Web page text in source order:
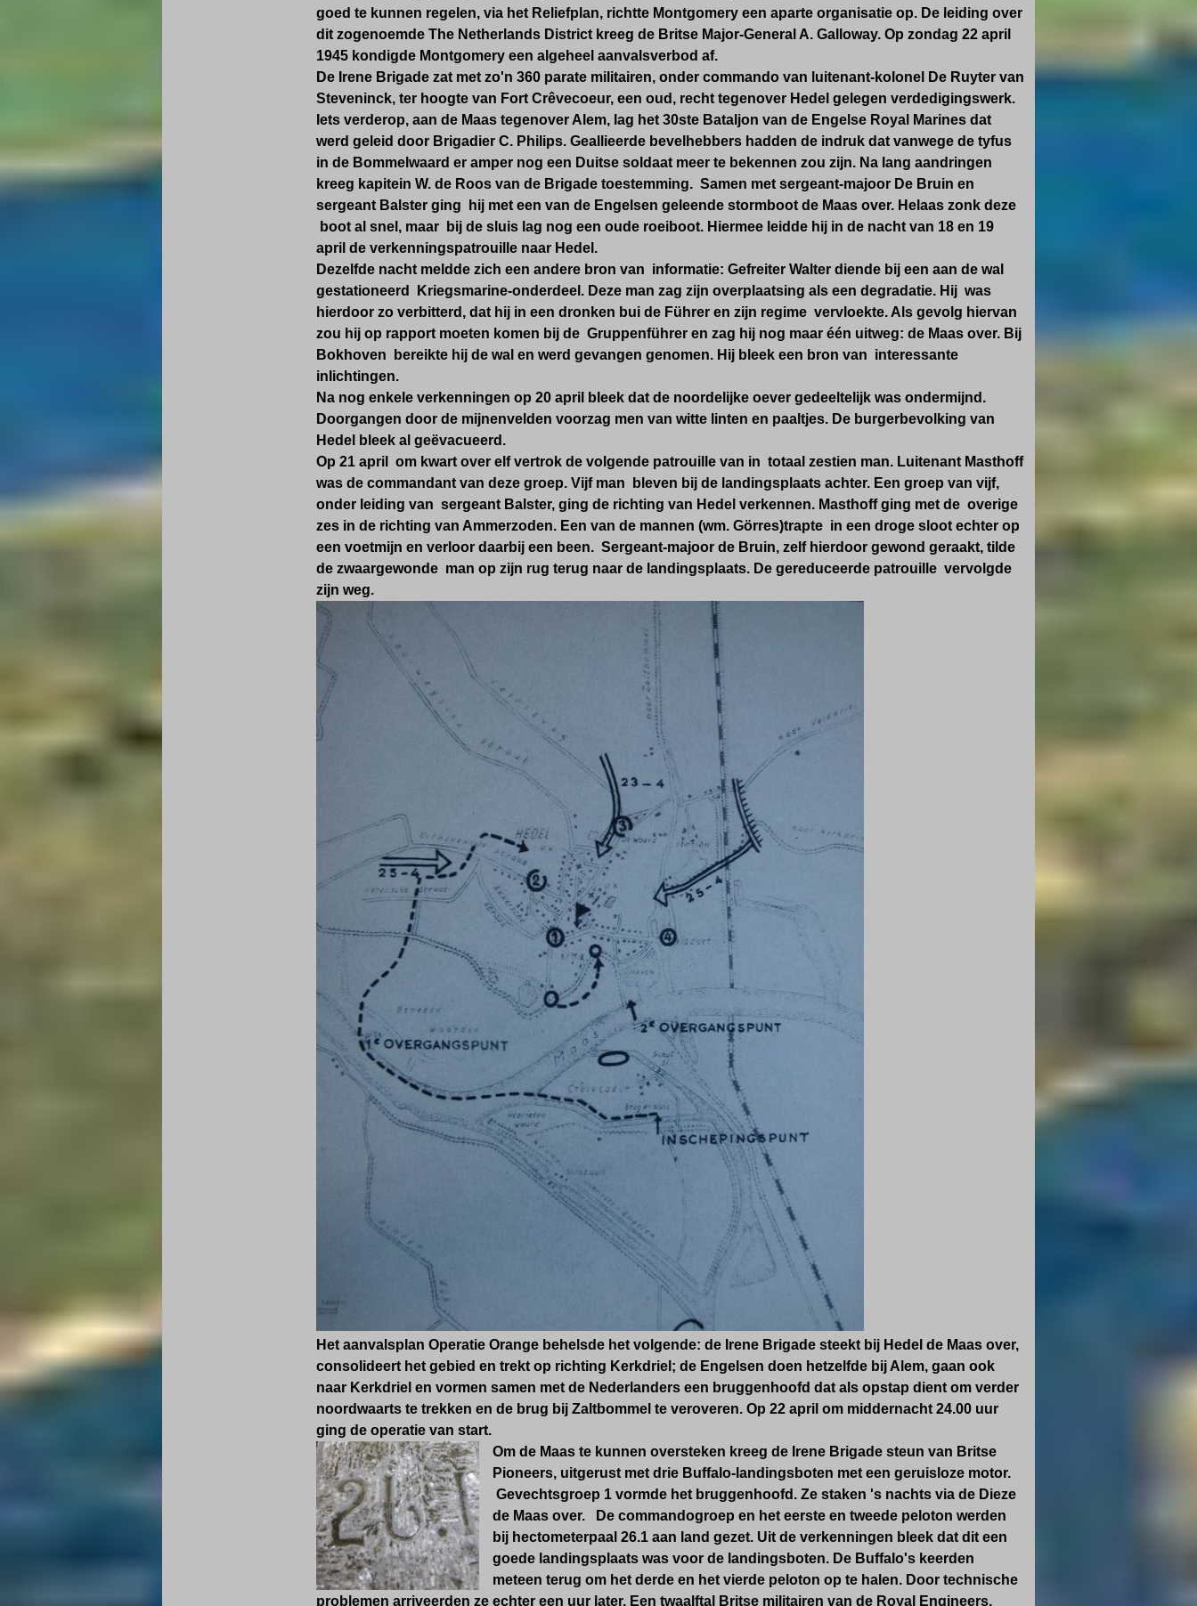
goed te kunnen regelen, via het Reliefplan, richtte Montgomery een aparte organisatie op. De leiding over
dit zogenoemde The Netherlands District kreeg de Britse Major-General A. Galloway. Op zondag 22 april
1945 kondigde Montgomery een algeheel aanvalsverbod af.
De Irene Brigade zat met zo'n 360 parate militairen, onder commando van luitenant-kolonel De Ruyter van
Steveninck, ter hoogte van Fort Crêvecoeur,een oud, recht tegenover Hedel gelegen verdedigingswerk.
Iets verderop, aan de Maas tegenover Alem, lag het 30ste Bataljon van de Engelse Royal Marines dat
werd geleid door Brigadier C. Philips. Geallieerde bevelhebbers hadden de indruk dat vanwege de tyfus
in de Bommelwaard er amper nog een Duitse soldaat meer te bekennen zou zijn. Na lang aandringen
kreeg kapitein W. de Roos van de Brigade toestemming. Samen met sergeant-majoor De Bruin en
sergeant Balster ging hij met een van de Engelsen geleende stormboot de Maas over. Helaas zonk deze
boot al snel, maar bij de sluis lag nog een oude roeiboot. Hiermee leidde hij in de nacht van 18 en 19
april de verkenningspatrouille naar Hedel.
Dezelfde nacht meldde zich een andere bron van informatie: Gefreiter Walter diende bij een aan de wal
gestationeerd Kriegsmarine-onderdeel. Deze man zag zijn overplaatsing als een degradatie. Hij was
hierdoor zo verbitterd, dat hij in een dronken bui de Führer en zijn regime vervloekte. Als gevolg hiervan
zou hij op rapport moeten komen bij de Gruppenführer en zag hij nog maar één uitweg: de Maas over. Bij
Bokhoven bereikte hij de wal en werd gevangen genomen. Hij bleek een bron van interessante
inlichtingen.
Na nog enkele verkenningen op 20 april bleek dat de noordelijke oever gedeeltelijk was ondermijnd.
Doorgangen door de mijnenvelden voorzag men van witte linten en paaltjes. De burgerbevolking van
Hedel bleek al geëvacueerd.
Op 21 april om kwart over elf vertrok de volgende patrouille van in totaal zestien man. Luitenant Masthoff
was de commandant van deze groep. Vijf man bleven bij de landingsplaats achter. Een groep van vijf,
onder leiding van sergeant Balster, ging de richting van Hedel verkennen. Masthoff ging met de overige
zes in de richting van Ammerzoden. Een van de mannen (wm. Görres)trapte in een droge sloot echter op
een voetmijn en verloor daarbij een been. Sergeant-majoor de Bruin, zelf hierdoor gewond geraakt, tilde
de zwaargewonde man op zijn rug terug naar de landingsplaats. De gereduceerde patrouille vervolgde
zijn weg.
Het aanvalsplan Operatie Orange behelsde het volgende: de Irene Brigade steekt bij Hedel de Maas over,
consolideert het gebied en trekt op richting Kerkdriel; de Engelsen doen hetzelfde bij Alem, gaan ook
naar Kerkdriel en vormen samen met de Nederlanders een bruggenhoofd dat als opstap dient om verder
noordwaarts te trekken en de brug bij Zaltbommel te veroveren. Op 22 april om middernacht 24.00 uur
ging de operatie van start.
Om de Maas te kunnen oversteken kreeg de Irene Brigade steun van Britse
Pioneers, uitgerust met drie Buffalo-landingsboten met een geruisloze motor.
Gevechtsgroep 1 vormde het bruggenhoofd. Ze staken 's nachts via de Dieze
de Maas over. De commandogroep en het eerste en tweede peloton werden
bij hectometerpaal 26.1 aan land gezet. Uit de verkenningen bleek dat dit een
goede landingsplaats was voor de landingsboten. De Buffalo's keerden
meteen terug om het derde en het vierde peloton op te halen. Door technische
problemen arriveerden ze echter een uur later. Een twaalftal Britse militairen van de Royal Engineers,